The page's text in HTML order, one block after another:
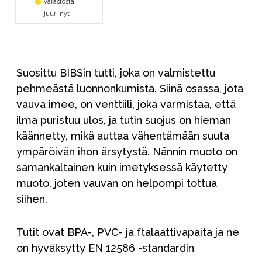
varastosta
juuri nyt
Suosittu BIBSin tutti, joka on valmistettu
pehmeästä luonnonkumista. Siinä osassa, jota
vauva imee, on venttiili, joka varmistaa, että
ilma puristuu ulos, ja tutin suojus on hieman
käännetty, mikä auttaa vähentämään suuta
ympäröivän ihon ärsytystä. Nännin muoto on
samankaltainen kuin imetyksessä käytetty
muoto, joten vauvan on helpompi tottua
siihen.
Tutit ovat BPA-, PVC- ja ftalaattivapaita ja ne
on hyväksytty EN 12586 -standardin